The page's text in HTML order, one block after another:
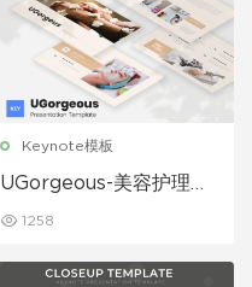
Keynote模板
UGorgeous-美容护理主
1258